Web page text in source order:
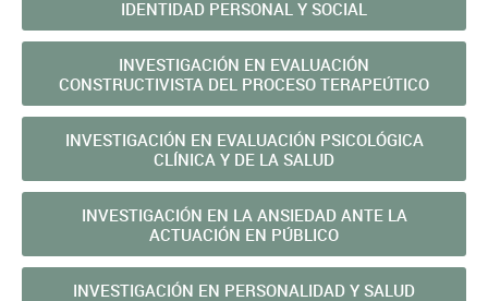
IDENTIDAD PERSONAL Y SOCIAL
INVESTIGACIÓN EN EVALUACIÓN
CONSTRUCTIVISTA DEL PROCESO TERAPEÚTICO
INVESTIGACIÓN EN EVALUACIÓN PSICOLÓGICA
CLÍNICA Y DE LA SALUD
INVESTIGACIÓN EN LA ANSIEDAD ANTE LA
ACTUACIÓN EN PÚBLICO
INVESTIGACIÓN EN PERSONALIDAD Y SALUD